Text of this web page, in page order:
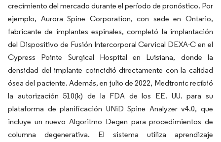
crecimiento del mercado durante el período de pronóstico. Por
ejemplo, Aurora Spine Corporation, con sede en Ontario,
fabricante de implantes espinales, completó la implantación
del Dispositivo de Fusión Intercorporal Cervical DEXA-C en el
Cypress Pointe Surgical Hospital en Luisiana, donde la
densidad del implante coincidió directamente con la calidad
ósea del paciente. Además, en julio de 2022, Medtronic recibió
la autorización 510(k) de la FDA de los EE. UU. para su
plataforma de planificación UNiD Spine Analyzer v4.0, que
incluye un nuevo Algoritmo Degen para procedimientos de
columna degenerativa. El sistema utiliza aprendizaje